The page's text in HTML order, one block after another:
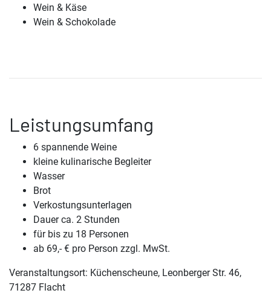
Wein & Käse
Wein & Schokolade
Leistungsumfang
6 spannende Weine
kleine kulinarische Begleiter
Wasser
Brot
Verkostungsunterlagen
Dauer ca. 2 Stunden
für bis zu 18 Personen
ab 69,- € pro Person zzgl. MwSt.
Veranstaltungsort: Küchenscheune, Leonberger Str. 46,
71287 Flacht